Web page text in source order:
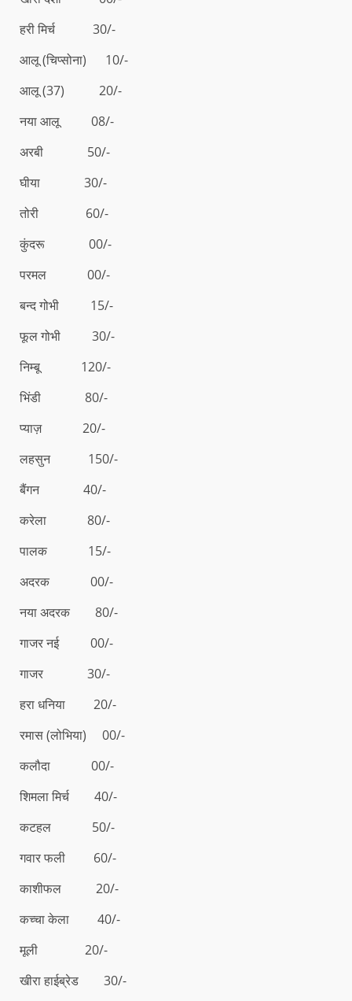
हरी मिर्च 30/-
आलू (चिप्सोना) 10/-
आलू (37) 20/-
नया आलू 08/-
अरबी 50/-
घीया 30/-
तोरी 60/-
कुंदरू 00/-
परमल 00/-
बन्द गोभी 15/-
फूल गोभी 30/-
निम्बू 120/-
भिंडी 80/-
प्याज़ 20/-
लहसुन 150/-
बैंगन 40/-
करेला 80/-
पालक 15/-
अदरक 00/-
नया अदरक 80/-
गाजर नई 00/-
गाजर 30/-
हरा धनिया 20/-
रमास (लोभिया) 00/-
कलौदा 00/-
शिमला मिर्च 40/-
कटहल 50/-
गवार फली 60/-
काशीफल 20/-
कच्चा केला 40/-
मूली 20/-
खीरा हाईब्रेड 30/-